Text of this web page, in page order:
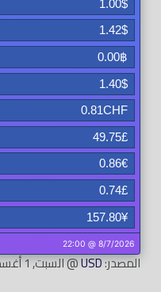
المصدر:USD@ السبت, 1 أغسطس.